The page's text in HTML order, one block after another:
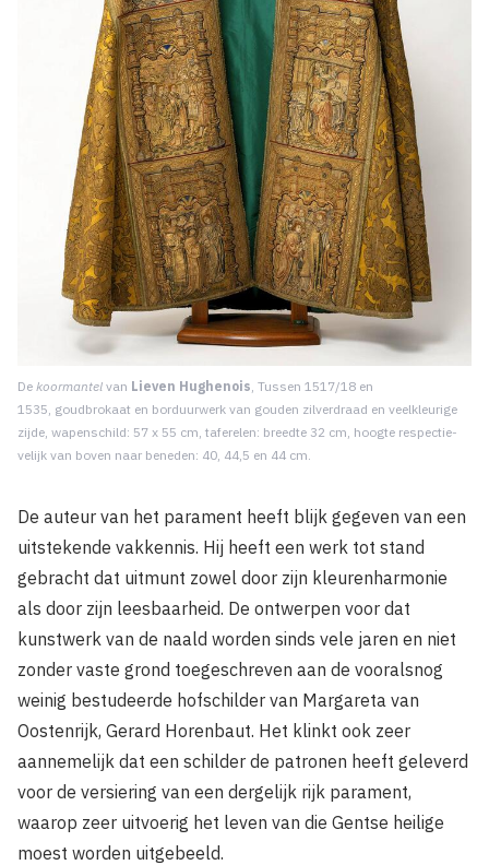
De koormantel van Lieven Hughenois , Tussen 1517/18 en
1535, goudbrokaat en borduurwerk van goud­en zilverdraad en veelkleurige
zijde, wapenschild: 57 x 55 cm, taferelen: breedte 32 cm, hoogte respectie­
velijk van boven naar beneden: 40, 44,5 en 44 cm.
De auteur van het parament heeft blijk gegeven van een
uitstekende vakkennis. Hij heeft een werk tot stand
gebracht dat uitmunt zowel door zijn kleurenharmonie
als door zijn leesbaarheid. De ontwerpen voor dat
kunstwerk van de naald worden sinds vele jaren en niet
zonder vaste grond toegeschreven aan de vooralsnog
weinig bestudeerde hofschilder van Margareta van
Oostenrijk, Gerard Horenbaut. Het klinkt ook zeer
aannemelijk dat een schilder de patronen heeft geleverd
voor de versiering van een dergelijk rijk parament,
waarop zeer uitvoerig het leven van die Gentse heilige
moest worden uitgebeeld.